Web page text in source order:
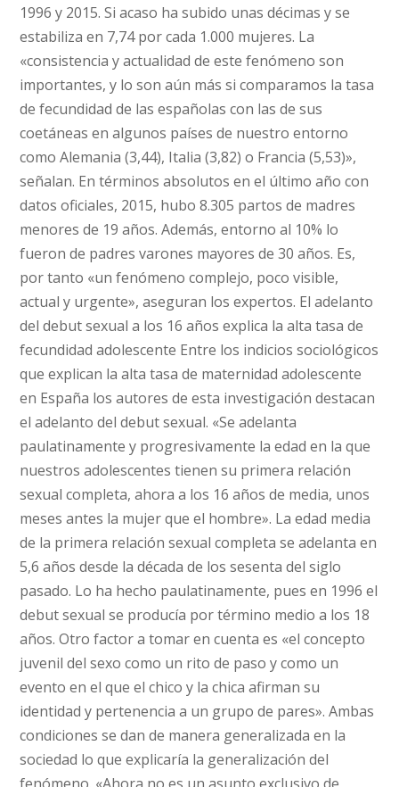
1996 y 2015. Si acaso ha subido unas décimas y se
estabiliza en 7,74 por cada 1.000 mujeres. La
«consistencia y actualidad de este fenómeno son
importantes, y lo son aún más si comparamos la tasa
de fecundidad de las españolas con las de sus
coetáneas en algunos países de nuestro entorno
como Alemania (3,44), Italia (3,82) o Francia (5,53)»,
señalan. En términos absolutos en el último año con
datos oficiales, 2015, hubo 8.305 partos de madres
menores de 19 años. Además, entorno al 10% lo
fueron de padres varones mayores de 30 años. Es,
por tanto «un fenómeno complejo, poco visible,
actual y urgente», aseguran los expertos. El adelanto
del debut sexual a los 16 años explica la alta tasa de
fecundidad adolescente Entre los indicios sociológicos
que explican la alta tasa de maternidad adolescente
en España los autores de esta investigación destacan
el adelanto del debut sexual. «Se adelanta
paulatinamente y progresivamente la edad en la que
nuestros adolescentes tienen su primera relación
sexual completa, ahora a los 16 años de media, unos
meses antes la mujer que el hombre». La edad media
de la primera relación sexual completa se adelanta en
5,6 años desde la década de los sesenta del siglo
pasado. Lo ha hecho paulatinamente, pues en 1996 el
debut sexual se producía por término medio a los 18
años. Otro factor a tomar en cuenta es «el concepto
juvenil del sexo como un rito de paso y como un
evento en el que el chico y la chica afirman su
identidad y pertenencia a un grupo de pares». Ambas
condiciones se dan de manera generalizada en la
sociedad lo que explicaría la generalización del